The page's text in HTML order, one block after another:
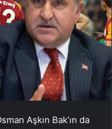
Aşkın Bak’ın da